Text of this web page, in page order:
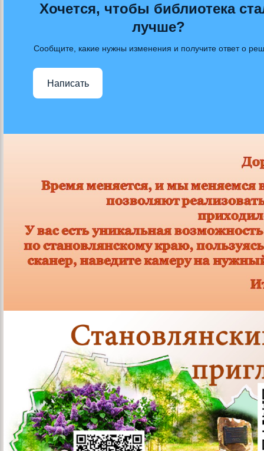
Хочется, чтобы библиотека
лучше?
Сообщите, какие нужны изменения и получите ответ о
Написать